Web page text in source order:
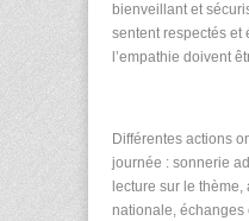
bienveillant et
sentent respectés et
l’empathie doivent
Différentes actions
journée : sonnerie
lecture sur le
nationale,